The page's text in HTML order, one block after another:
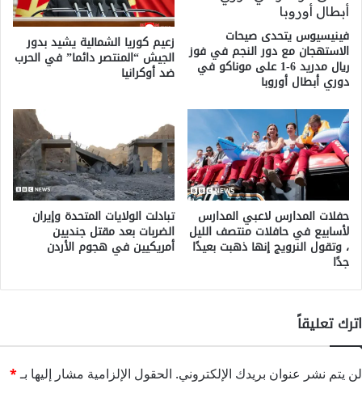
فينيسيوس يتحدى صيحات
الاستهجان مع دور النجم في فوز
ريال مدريد 6-1 على موناكو في
دوري أبطال أوروبا
زعيم كوريا الشمالية يشيد بدور
الجيش “المنتصر دائما” في الحرب
ضد أوكرانيا
حفلات المدارس لاعبي المدارس
لأسابيع في حافلات منتصف الليل
، وتقول النرويج إنها ذهبت بعيدًا
جدًا
تبادلت الولايات المتحدة وإيران
الضربات بعد مقتل جنديين
أمريكيين في هجوم الأردن
اترك تعليقاً
لن يتم نشر عنوان بريدك الإلكتروني. الحقول الإلزامية مشار إليها بـ*